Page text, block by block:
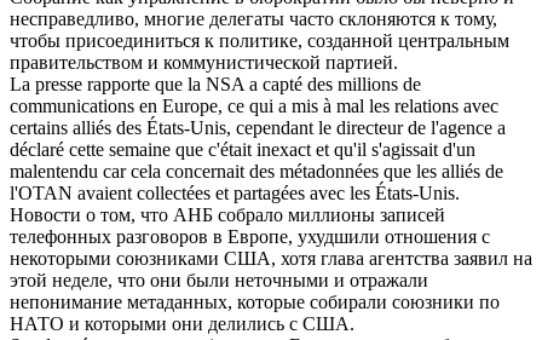
несправедливо, многие делегаты часто склоняются к тому,
чтобы присоединиться к политике, созданной центральным
правительством и коммунистической партией.
La presse rapporte que la NSA a capté des millions de
communications en Europe, ce qui a mis à mal les relations avec
certains alliés des États-Unis, cependant le directeur de l'agence a
déclaré cette semaine que c'était inexact et qu'il s'agissait d'un
malentendu car cela concernait des métadonnées que les alliés de
l'OTAN avaient collectées et partagées avec les États-Unis.
Новости о том, что АНБ собрало миллионы записей
телефонных разговоров в Европе, ухудшили отношения с
некоторыми союзниками США, хотя глава агентства заявил на
этой неделе, что они были неточными и отражали
непонимание метаданных, которые собирали союзники по
НАТО и которыми они делились с США.